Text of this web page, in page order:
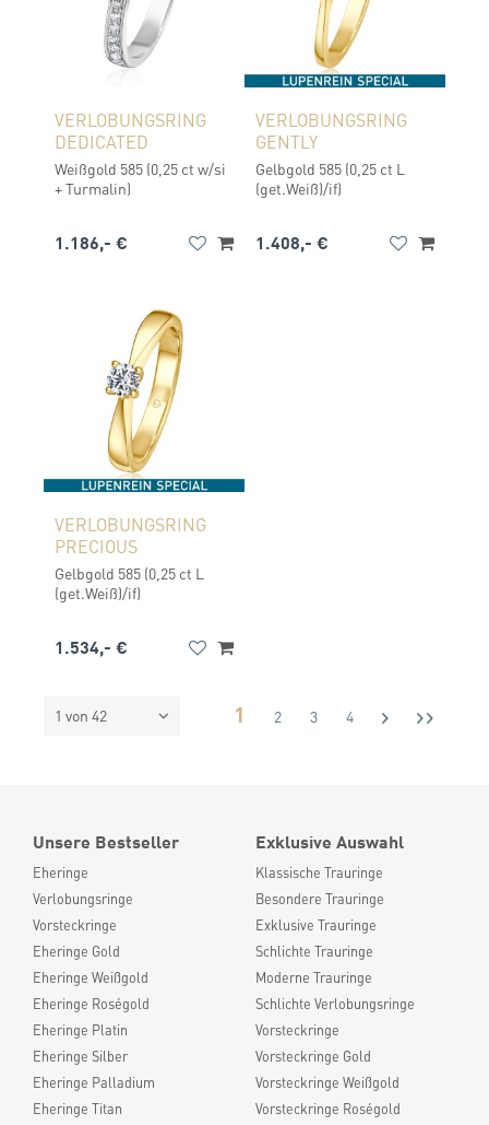
VERLOBUNGSRING
DEDICATED
Weißgold 585 (0,25 ct w/si
+ Turmalin)
1.186,- €
VERLOBUNGSRING
GENTLY
Gelbgold 585 (0,25 ct L
(get.Weiß)/if)
1.408,- €
VERLOBUNGSRING
PRECIOUS
Gelbgold 585 (0,25 ct L
(get.Weiß)/if)
1.534,- €
1 von 42 1 2 3 4
Unsere Bestseller
Eheringe
Verlobungsringe
Vorsteckringe
Eheringe Gold
Eheringe Weißgold
Eheringe Roségold
Eheringe Platin
Eheringe Silber
Eheringe Palladium
Eheringe Titan
Exklusive Auswahl
Klassische Trauringe
Besondere Trauringe
Exklusive Trauringe
Schlichte Trauringe
Moderne Trauringe
Schlichte Verlobungsringe
Vorsteckringe
Vorsteckringe Gold
Vorsteckringe Weißgold
Vorsteckringe Roségold